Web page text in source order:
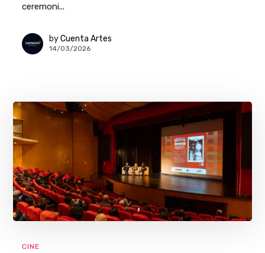
ceremoni...
by Cuenta Artes
14/03/2026
CINE